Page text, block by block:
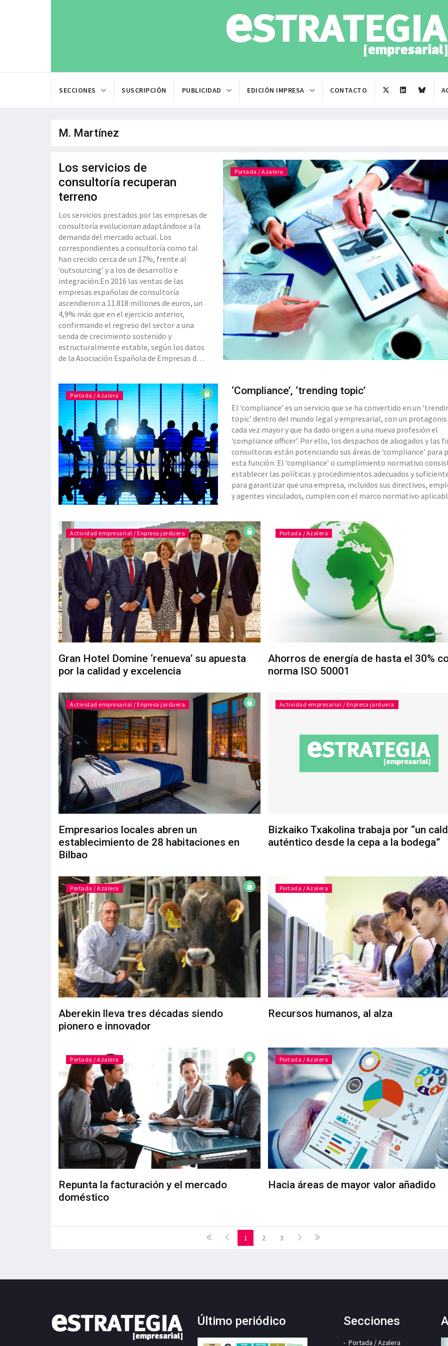
SECCIONES SUSCRIPCIÓN PUBLICIDAD EDICIÓN IMPRESA CONTACTO
M. Martínez
Los servicios de
consultoría recuperan
terreno
Los servicios prestados por las empresas de
consultoría evolucionan adaptándose a la
demanda del mercado actual. Los
correspondientes a consultoría como tal
han crecido cerca de un 17%, frente al
‘outsourcing’ y a los de desarrollo e
integración.En 2016 las ventas de las
empresas españolas de consultoría
ascendieron a 11.818 millones de euros, un
4,9% más que en el ejercicio anterior,
confirmando el regreso del sector a una
senda de crecimiento sostenido y
estructuralmente estable, según los datos
de la Asociación Española de Empresas de
las consultoras, se
Portada / Azalera
Portada / Azalera ‘Compliance’, ‘trending topic’
El ‘compliance’ es un servicio que se ha convertido en un
topic’ dentro del mundo legal y empresarial, con un
cada vez mayor y que ha dado origen a una nueva profesión el
‘compliance officer’. Por ello, los despachos de abogados y las
consultoras están potenciando sus áreas de ‘compliance’ para
esta función. El ‘compliance’ o cumplimiento normativo
establecer las políticas y procedimientos adecuados y
para garantizar que una empresa, incluidos sus directivos,
y agentes vinculados, cumplen con el marco normativo
Actividad empresarial / Enpresa jarduera
Gran Hotel Domine ‘renueva’ su apuesta
por la calidad y excelencia
Portada / Azalera
Ahorros de energía de hasta el 30%
norma ISO 50001
Actividad empresarial / Enpresa jarduera
Empresarios locales abren un
establecimiento de 28 habitaciones en
Bilbao
Actividad empresarial / Enpresa jarduera
Bizkaiko Txakolina trabaja por “un
auténtico desde la cepa a la bodega”
Portada / Azalera
Aberekin lleva tres décadas siendo
pionero e innovador
Portada / Azalera
Recursos humanos, al alza
Portada / Azalera
Repunta la facturación y el mercado
doméstico
Portada / Azalera
Hacia áreas de mayor valor añadido
1 2 3
Último periódico Secciones
Portada / Azalera